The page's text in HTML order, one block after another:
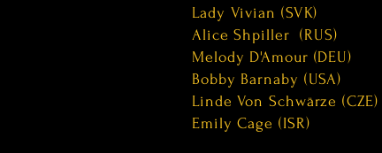
Lady Vivian (SVK)
Alice Shpiller (RUS)
Melody D'Amour (DEU)
Bobby Barnaby (USA)
Linde Von Schwärze (CZE)
Emily Cage (ISR)